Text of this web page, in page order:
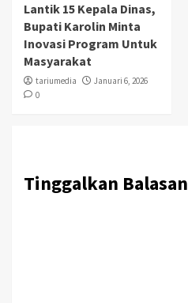
Lantik 15 Kepala Dinas,
Bupati Karolin Minta
Inovasi Program Untuk
Masyarakat
tariumedia
Januari 6, 2026
0
Tinggalkan Balasan